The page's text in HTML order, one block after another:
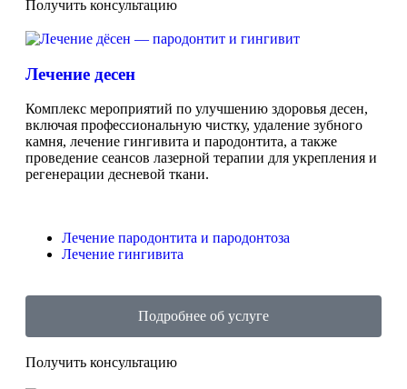
Получить консультацию
Лечение десен
Комплекс мероприятий по улучшению здоровья десен,
включая профессиональную чистку, удаление зубного
камня, лечение гингивита и пародонтита, а также
проведение сеансов лазерной терапии для укрепления и
регенерации десневой ткани.
Лечение пародонтита и пародонтоза
Лечение гингивита
Подробнее об услуге
Получить консультацию